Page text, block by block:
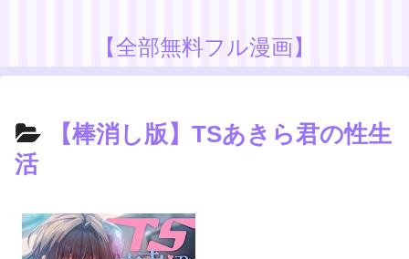
【全部無料フル漫画】
【棒消し版】TSあきら君の性生
活